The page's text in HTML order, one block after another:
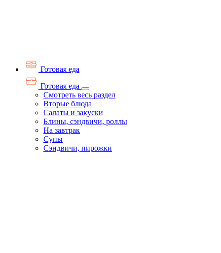
Готовая еда
Готовая еда
Смотреть весь раздел
Вторые блюда
Салаты и закуски
Блины, сэндвичи, роллы
На завтрак
Супы
Сэндвичи, пирожки